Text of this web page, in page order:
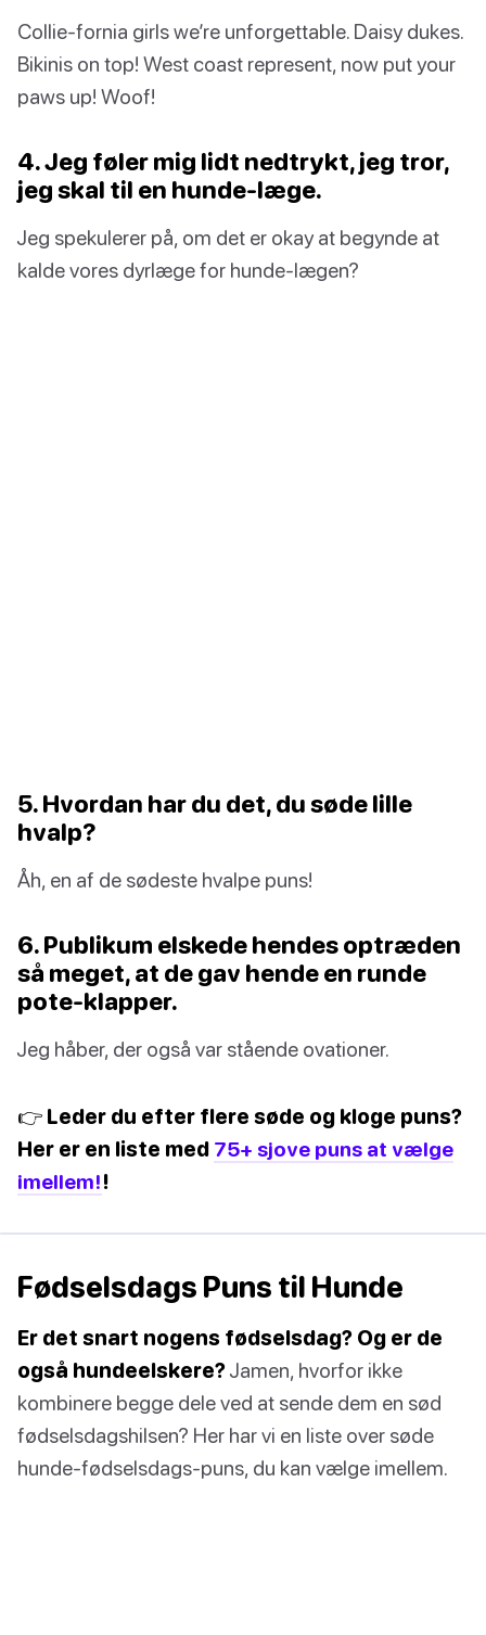
Collie-fornia girls we’re unforgettable. Daisy dukes.
Bikinis on top! West coast represent, now put your
paws up! Woof!
4. Jeg føler mig lidt nedtrykt, jeg tror,
jeg skal til en hunde-læge.
Jeg spekulerer på, om det er okay at begynde at
kalde vores dyrlæge for hunde-lægen?
5. Hvordan har du det, du søde lille
hvalp?
Åh, en af de sødeste hvalpe puns!
6. Publikum elskede hendes optræden
så meget, at de gav hende en runde
pote-klapper.
Jeg håber, der også var stående ovationer.
👉 Leder du efter flere søde og kloge puns?
Her er en liste med 75+ sjove puns at vælge
imellem!!
Fødselsdags Puns til Hunde
Er det snart nogens fødselsdag? Og er de
også hundeelskere?Jamen, hvorfor ikke
kombinere begge dele ved at sende dem en sød
fødselsdagshilsen? Her har vi en liste over søde
hunde-fødselsdags-puns, du kan vælge imellem.